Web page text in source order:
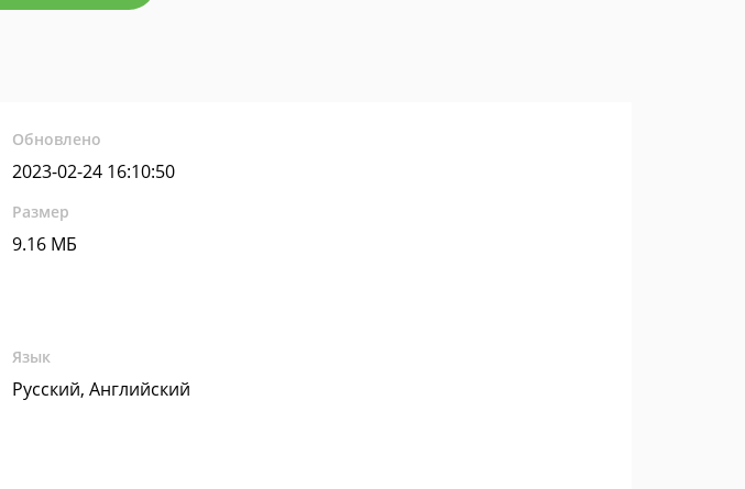
Обновлено
2023-02-24 16:10:50
Размер
9.16 МБ
Язык
Русский, Английский